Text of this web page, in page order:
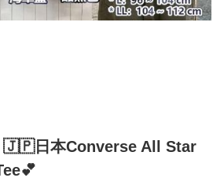
🇯🇵日本Converse All Star